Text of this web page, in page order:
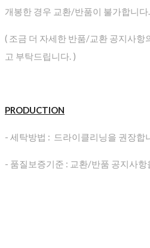
개봉한 경우 교환/반품이 불가합니다.
( 조금 더 자세한 반품/교환 공지사항
고 부탁드립니다. )
PRODUCTION
- 세탁방법 : 드라이클리닝을 권장합
- 품질보증기준 : 교환/반품 공지사